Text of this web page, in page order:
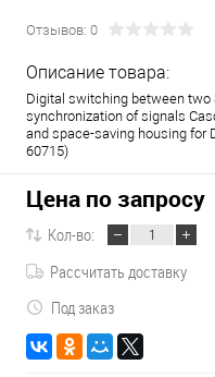
Отзывов: 0
Описание товара:
Digital switching between two
synchronization of signals
and space-saving housing for
60715)
Цена по запросу
Кол-во:
Рассчитать доставку
Под заказ